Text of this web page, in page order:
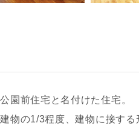
園前住宅と名付けた住宅。
物の1/3程度、建物に接する